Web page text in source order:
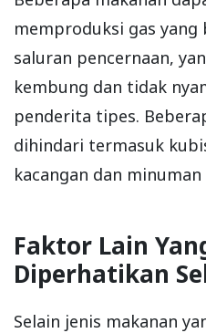
memproduksi gas yang
saluran pencernaan,
kembung dan tidak
penderita tipes.
dihindari termasuk
kacangan dan
Faktor Lain
Diperhatikan
Selain jenis makanan